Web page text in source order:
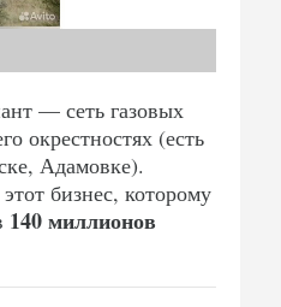
— сеть газовых
окрестностях (есть
Адамовке).
бизнес, которому
140 миллионов